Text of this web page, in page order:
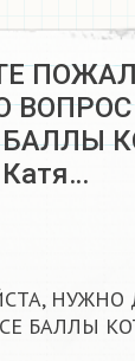
НУЖНО
БАЛЛЫ